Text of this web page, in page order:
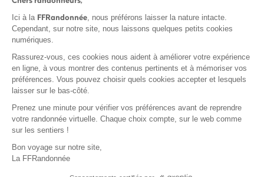
Protection des données
Politique de confidentialité
Ici à la FFRandonnée, nous préférons laisser la nature intacte.
Cependant, sur notre site, nous laissons quelques petits cookies
numériques.
Rassurez-vous, ces cookies nous aident à améliorer votre expérience
en ligne, à vous montrer des contenus pertinents et à mémoriser vos
préférences. Vous pouvez choisir quels cookies accepter et lesquels
laisser sur le bas-côté.
Prenez une minute pour vérifier vos préférences avant de reprendre
votre randonnée virtuelle. Chaque choix compte, sur le web comme
sur les sentiers !
Bon voyage sur notre site,
La FFRandonnée